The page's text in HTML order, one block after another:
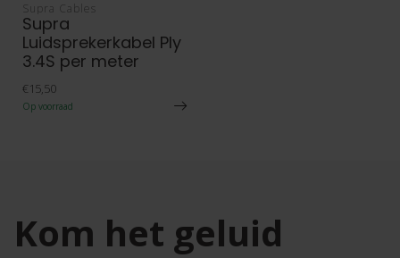
Supra Cables
Supra
Luidsprekerkabel Ply
3.4S per meter
€15,50
Op voorraad
Kom het geluid